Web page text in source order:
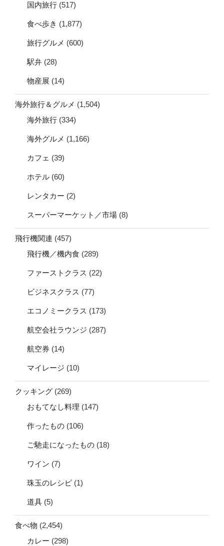
国内旅行 (517)
食べ歩き (1,877)
旅行グルメ (600)
駅弁 (28)
物産展 (14)
海外旅行＆グルメ (1,504)
海外旅行 (334)
海外グルメ (1,166)
カフェ (39)
ホテル (60)
レンタカー (2)
スーパーマーケット／市場 (8)
飛行機関連 (457)
飛行機／機内食 (289)
ファーストクラス (22)
ビジネスクラス (77)
エコノミークラス (173)
航空会社ラウンジ (287)
航空券 (14)
マイレージ (10)
クッキング (269)
おもてなし料理 (147)
作ったもの (106)
ご馳走になったもの (18)
ワイン (7)
珠玉のレシピ (1)
道具 (5)
食べ物 (2,454)
カレー (298)